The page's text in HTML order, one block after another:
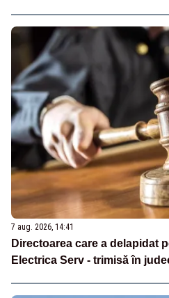
7 aug. 2026, 14:41
Directoarea care a delapidat
Electrica Serv - trimisă în